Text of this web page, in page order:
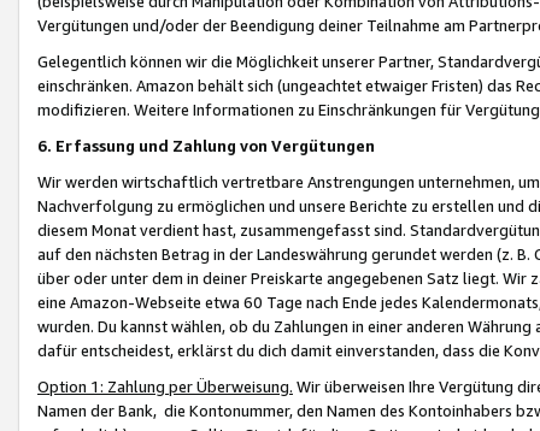
Vergütungen und/oder der Beendigung deiner Teilnahme am
Gelegentlich können wir die Möglichkeit unserer Partner,
einschränken. Amazon behält sich (ungeachtet etwaiger Fristen) das
modifizieren. Weitere Informationen zu Einschränkungen für
6. Erfassung und Zahlung von Vergütungen
Wir werden wirtschaftlich vertretbare Anstrengungen unternehmen,
Nachverfolgung zu ermöglichen und unsere Berichte zu erstellen und
diesem Monat verdient hast, zusammengefasst sind.
auf den nächsten Betrag in der Landeswährung gerundet werden (z.
über oder unter dem in deiner Preiskarte angegebenen Satz liegt.
eine Amazon-Webseite etwa 60 Tage nach Ende jedes
wurden. Du kannst wählen, ob du Zahlungen in einer anderen
dafür entscheidest, erklärst du dich damit einverstanden, dass die
Option 1: Zahlung per Überweisung. Wir überweisen Ihre Vergütung
Namen der Bank, die Kontonummer, den Namen des Kontoinhabers